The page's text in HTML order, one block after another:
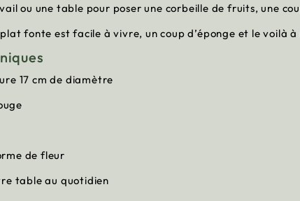
ou une table pour poser une corbeille de fruits, une
fonte est facile à vivre, un coup d’éponge et le voilà à
17 cm de diamètre
de fleur
table au quotidien